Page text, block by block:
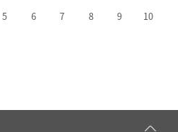
5 6 7 8 9 10